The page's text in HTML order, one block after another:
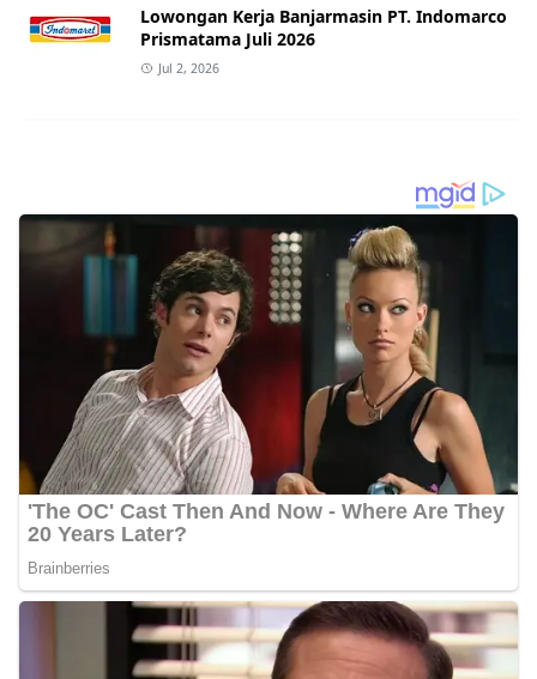
Lowongan Kerja Banjarmasin PT. Indomarco
Prismatama Juli 2026
Jul 2, 2026